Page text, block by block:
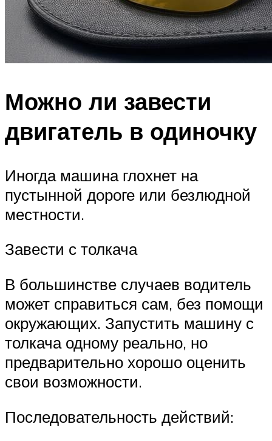
Можно ли завести
двигатель в одиночку
Иногда машина глохнет на
пустынной дороге или безлюдной
местности.
Завести с толкача
В большинстве случаев водитель
может справиться сам, без помощи
окружающих. Запустить машину с
толкача одному реально, но
предварительно хорошо оценить
свои возможности.
Последовательность действий: